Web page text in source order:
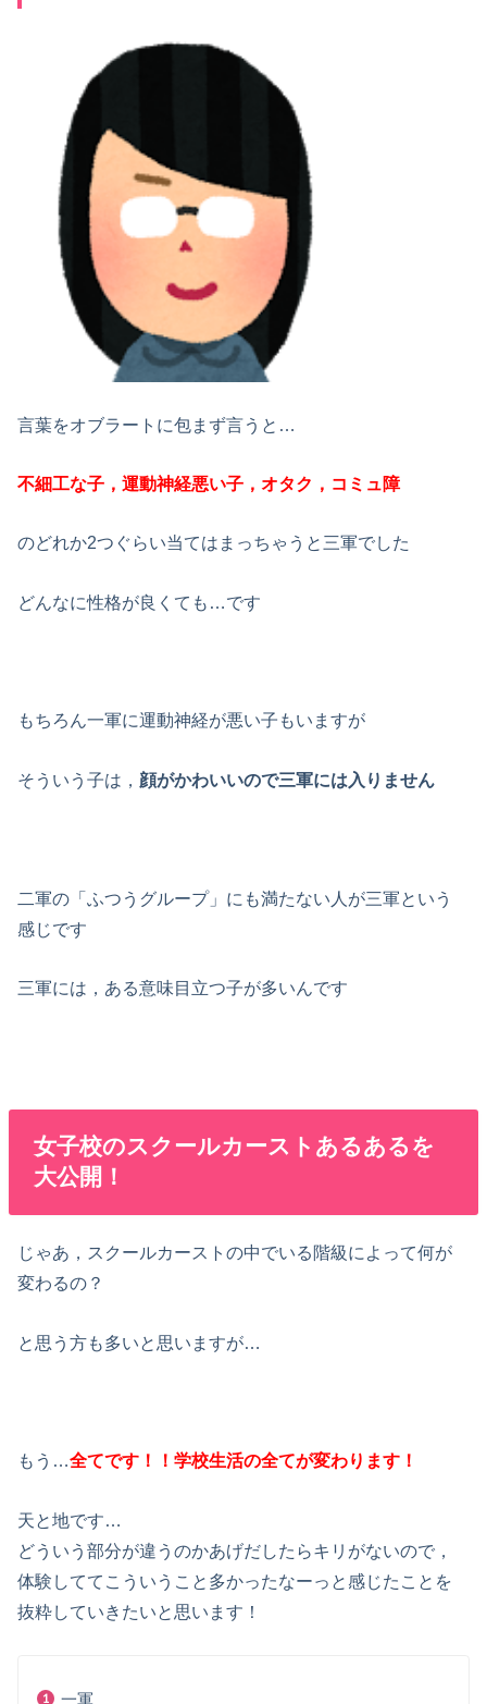
言葉をオブラートに包まず言うと…
不細工な子，運動神経悪い子，オタク，コミュ障
のどれか2つぐらい当てはまっちゃうと三軍でした
どんなに性格が良くても…です
もちろん一軍に運動神経が悪い子もいますが
そういう子は， 顔がかわいいので三軍には入りません
二軍の「ふつうグループ」にも満たない人が三軍 という
感じです
三軍には， ある意味目立つ子が多いんです
女子校のスクールカーストあるあるを
大公開！
じゃあ，スクールカーストの中でいる階級によって何が
変わるの？
と思う方も多いと思いますが…
もう…全てです！！学校生活の全てが変わります！
天と地です…
どういう部分が違うのかあげだしたらキリがないので，
体験しててこういうこと多かったなーっと感じたことを
抜粋していきたいと思います！
一軍